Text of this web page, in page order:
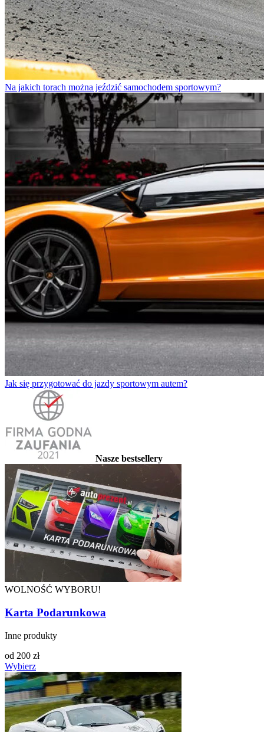
Na jakich torach można jeździć samochodem sportowym?
Jak się przygotować do jazdy sportowym autem?
Nasze bestsellery
WOLNOŚĆ WYBORU!
Karta Podarunkowa
Inne produkty
od 200 zł
Wybierz